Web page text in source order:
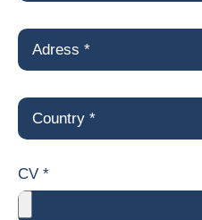
CV *